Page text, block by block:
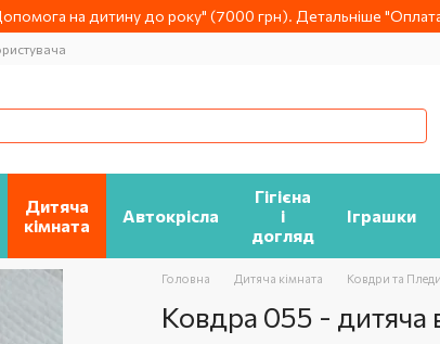
на дитину до року" (7000 грн). Детальніше "Оплата
Дитяча
кімната
Автокрісла
Гігієна
і
догляд
Іграшки
Головна Дитяча кімната Ковдри та Пледи
Ковдра 055 - дитяча